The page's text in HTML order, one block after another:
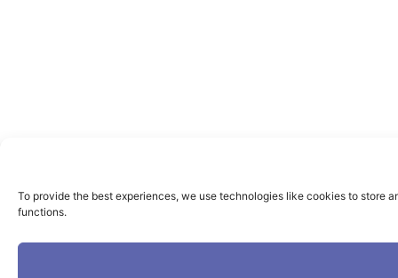
To provide the best experiences, we use technologies like cookies to store
functions.